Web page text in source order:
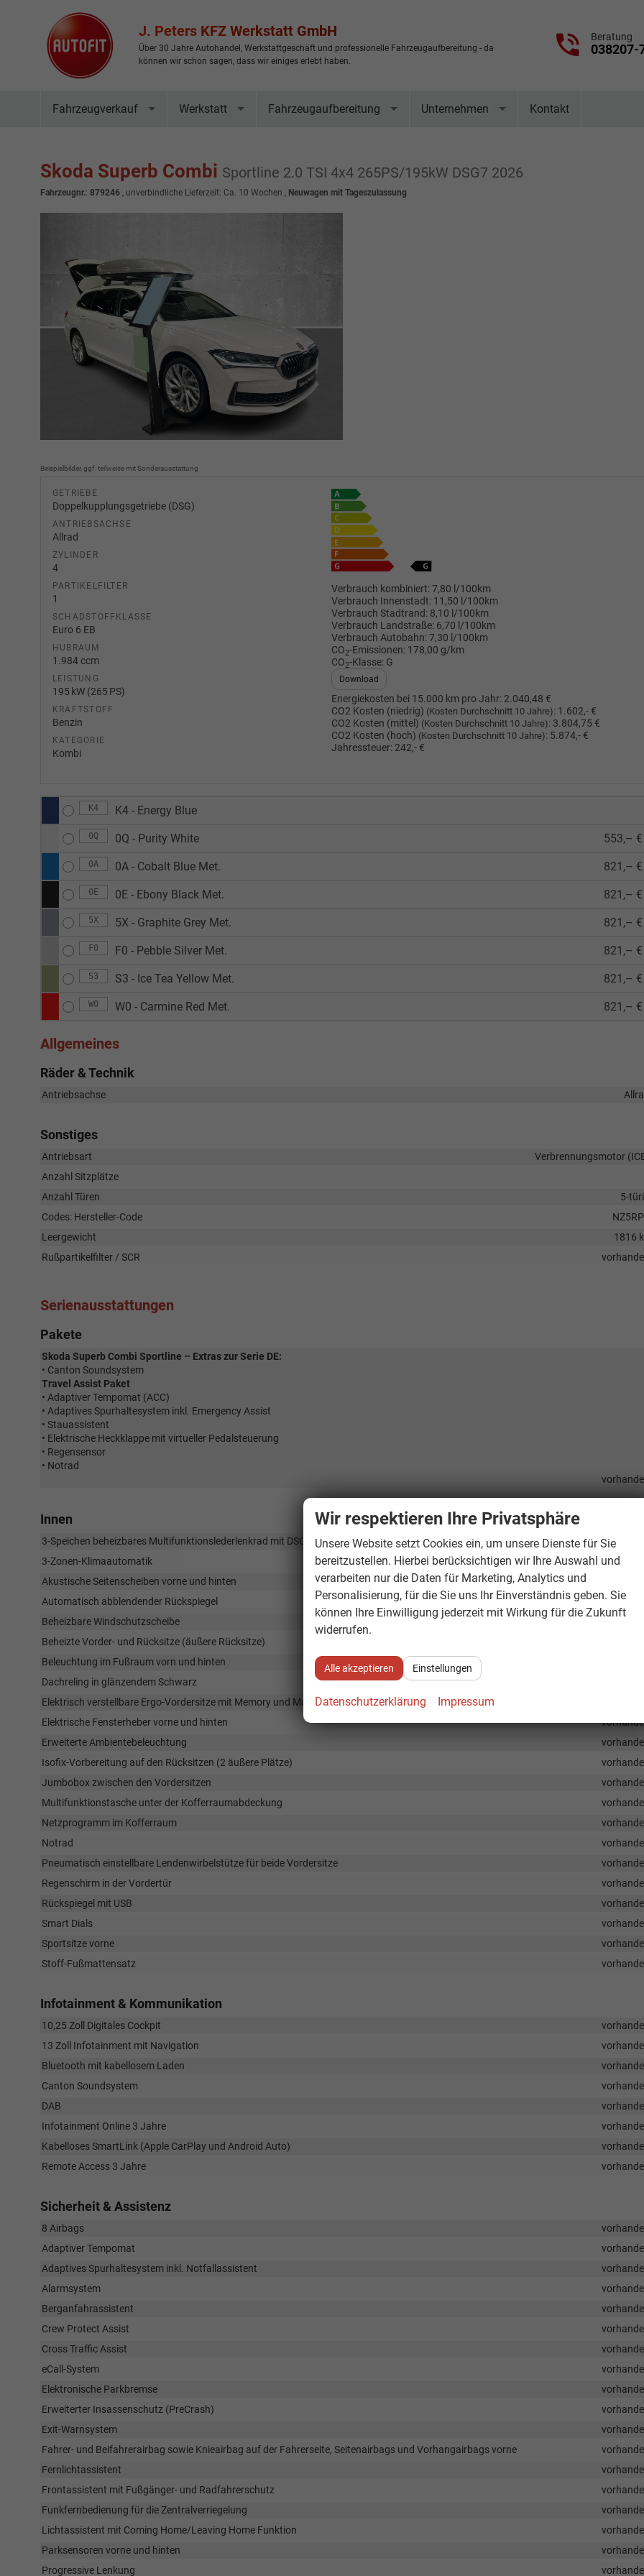
J. Peters KFZ Werkstatt GmbH
Über 30 Jahre Autohandel, Werkstattgeschäft und professionelle Fahrzeugaufbereitung - da
können wir schon sagen, dass wir einiges erlebt haben.
Beratung
038207-
Fahrzeugverkauf Werkstatt Fahrzeugaufbereitung Unternehmen Kontakt
Skoda Superb Combi Sportline 2.0 TSI 4x4 265PS/195kW DSG7 2026
Fahrzeugnr.: 879246 , unverbindliche Lieferzeit: Ca. 10 Wochen , Neuwagen mit Tageszulassung
Beispielbilder, ggf. teilweise mit Sonderausstattung
GETRIEBE
Doppelkupplungsgetriebe (DSG)
ANTRIEBSACHSE
Allrad
ZYLINDER
4
PARTIKELFILTER
1
SCHADSTOFFKLASSE
Euro 6 EB
HUBRAUM
1.984 ccm
LEISTUNG
195 kW (265 PS)
KRAFTSTOFF
Benzin
KATEGORIE
Kombi
Verbrauch kombiniert:7,80 l/100km
Verbrauch Innenstadt: 11,50 l/100km
Verbrauch Stadtrand: 8,10 l/100km
Verbrauch Landstraße: 6,70 l/100km
Verbrauch Autobahn:7,30 l/100km
CO2-Emissionen: 178,00 g/km
CO2-Klasse: G
Download
Energiekosten bei 15.000 km pro Jahr: 2.040,48 €
CO2 Kosten (niedrig) (Kosten Durchschnitt 10 Jahre): 1.602,- €
CO2 Kosten (mittel) (Kosten Durchschnitt 10 Jahre): 3.804,75 €
CO2 Kosten (hoch) (Kosten Durchschnitt 10 Jahre): 5.874,- €
Jahressteuer: 242,- €
K4 K4 - Energy Blue
0Q 0Q - Purity White 553,– €
0A 0A - Cobalt Blue Met. 821,– €
0E 0E - Ebony Black Met. 821,– €
5X 5X - Graphite Grey Met. 821,– €
F0 F0 - Pebble Silver Met. 821,– €
S3 S3 - Ice Tea Yellow Met. 821,– €
W0 W0 - Carmine Red Met. 821,– €
Allgemeines
Räder & Technik
Antriebsachse
Sonstiges
Antriebsart
Verbrennungsmotor
Anzahl Sitzplätze
Anzahl Türen
5-
Codes: Hersteller-Code
Leergewicht
1816
Rußpartikelfilter / SCR
Serienausstattungen
Pakete
Skoda Superb Combi Sportline – Extras zur Serie DE:
• Canton Soundsystem
Travel Assist Paket
• Adaptiver Tempomat (ACC)
• Adaptives Spurhaltesystem inkl. Emergency Assist
• Stauassistent
• Elektrische Heckklappe mit virtueller Pedalsteuerung
• Regensensor
• Notrad
Innen
3-Speichen beheizbares Multifunktionslederlenkrad mit DSG-Steuerung
vorhanden
3-Zonen-Klimaautomatik
vorhanden
Akustische Seitenscheiben vorne und hinten
Automatisch abblendender Rückspiegel
vorhanden
Beheizbare Windschutzscheibe
Beheizte Vorder- und Rücksitze (äußere Rücksitze)
Beleuchtung im Fußraum vorn und hinten
Dachreling in glänzendem Schwarz
Elektrisch verstellbare Ergo-Vordersitze mit Memory und Massage
Elektrische Fensterheber vorne und hinten
Erweiterte Ambientebeleuchtung
Isofix-Vorbereitung auf den Rücksitzen (2 äußere Plätze)
Jumbobox zwischen den Vordersitzen
Multifunktionstasche unter der Kofferraumabdeckung
Netzprogramm im Kofferraum
Notrad
Pneumatisch einstellbare Lendenwirbelstütze für beide Vordersitze
Regenschirm in der Vordertür
Rückspiegel mit USB
Smart Dials
Sportsitze vorne
Stoff-Fußmattensatz
Infotainment & Kommunikation
10,25 Zoll Digitales Cockpit
13 Zoll Infotainment mit Navigation
Bluetooth mit kabellosem Laden
Canton Soundsystem
DAB
Infotainment Online 3 Jahre
Kabelloses SmartLink (Apple CarPlay und Android Auto)
Remote Access 3 Jahre
Sicherheit & Assistenz
8 Airbags
Adaptiver Tempomat
Adaptives Spurhaltesystem inkl. Notfallassistent
Alarmsystem
Berganfahrassistent
Crew Protect Assist
Cross Traffic Assist
eCall-System
Elektronische Parkbremse
Erweiterter Insassenschutz (PreCrash)
Exit-Warnsystem
Fahrer- und Beifahrerairbag sowie Knieairbag auf der Fahrerseite, Seitenairbags und Vorhangairbags vorne
Fernlichtassistent
Frontassistent mit Fußgänger- und Radfahrerschutz
Funkfernbedienung für die Zentralverriegelung
Lichtassistent mit Coming Home/Leaving Home Funktion
Parksensoren vorne und hinten
Progressive Lenkung
Wir respektieren Ihre Privatsphäre
Unsere Website setzt Cookies ein, um unsere Dienste für Sie
bereitzustellen. Hierbei berücksichtigen wir Ihre Auswahl und
verarbeiten nur die Daten für Marketing, Analytics und
Personalisierung, für die Sie uns Ihr Einverständnis geben. Sie
können Ihre Einwilligung jederzeit mit Wirkung für die Zukunft
widerrufen.
Alle akzeptieren Einstellungen
Datenschutzerklärung Impressum